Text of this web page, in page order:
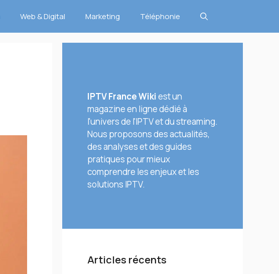
Web & Digital Marketing Téléphonie
IPTV France Wikiest un
magazine en ligne dédié à
l'univers de l'IPTV et du streaming.
Nous proposons des actualités,
des analyses et des guides
pratiques pour mieux
comprendre les enjeux et les
solutions IPTV.
Articles récents